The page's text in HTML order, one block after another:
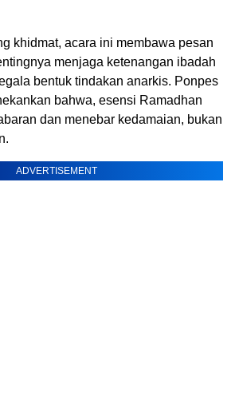
khidmat, acara ini membawa pesan
menjaga ketenangan ibadah
bentuk tindakan anarkis. Ponpes
bahwa, esensi Ramadhan
dan menebar kedamaian, bukan
ADVERTISEMENT